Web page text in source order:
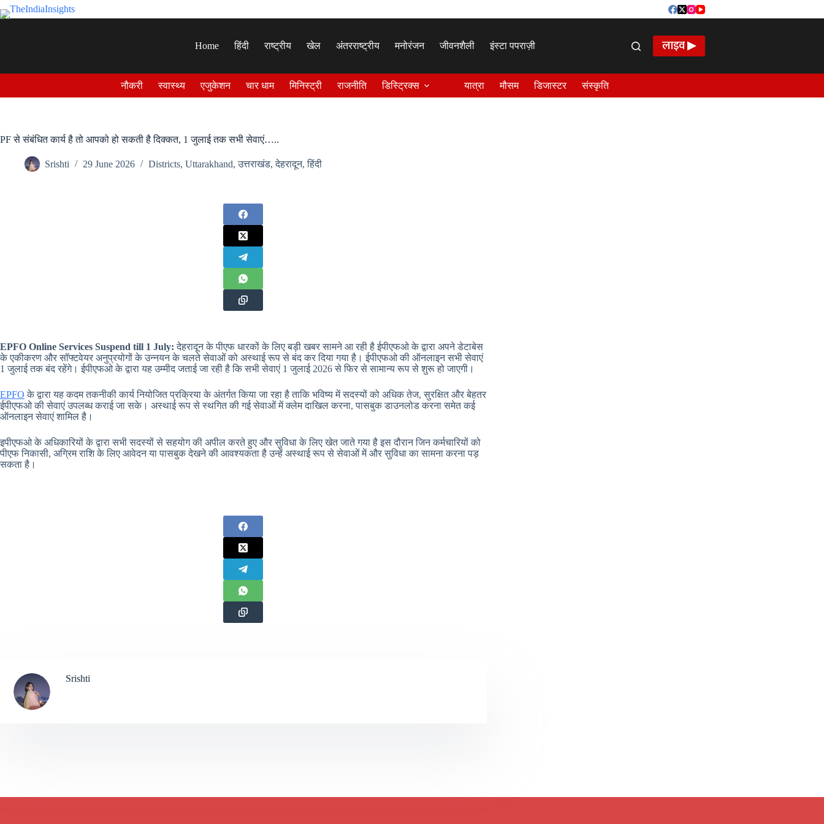
Skip
to
Home
हिंदी राष्ट्रीय खेल अंतरराष्ट्रीय मनोरंजन जीवनशैली इंस्टा पपराज़ी लाइव ▶
नौकरी स्वास्थ्य एजुकेशन चार धाम मिनिस्ट्री राजनीति डिस्ट्रिक्स यात्रा मौसम डिजास्टर संस्कृति
PF से संबंधित कार्य है तो आपको हो सकती है दिक्कत, 1 जुलाई तक सभी सेवाएं…..
Srishti 29 June 2026 Districts, Uttarakhand,उत्तराखंड,देहरादून,हिंदी
EPFO Online Services Suspend till 1 July: देहरादून के पीएफ धारकों के लिए बड़ी खबर सामने आ रही है ईपीएफओ के द्वारा अपने डेटाबेस
के एकीकरण और सॉफ्टवेयर अनुप्रयोगों के उन्नयन के चलते सेवाओं को अस्थाई रूप से बंद कर दिया गया है। ईपीएफओ की ऑनलाइन सभी सेवाएं
1 जुलाई तक बंद रहेंगे। ईपीएफओ के द्वारा यह उम्मीद जताई जा रही है कि सभी सेवाएं 1 जुलाई 2026 से फिर से सामान्य रूप से शुरू हो जाएगी।
EPFO के द्वारा यह कदम तकनीकी कार्य नियोजित प्रक्रिया के अंतर्गत किया जा रहा है ताकि भविष्य में सदस्यों को अधिक तेज, सुरक्षित और बेहतर
ईपीएफओ की सेवाएं उपलब्ध कराई जा सके। अस्थाई रूप से स्थगित की गई सेवाओं में क्लेम दाखिल करना, पासबुक डाउनलोड करना समेत कई
ऑनलाइन सेवाएं शामिल है।
इपीएफओ के अधिकारियों के द्वारा सभी सदस्यों से सहयोग की अपील करते हुए और सुविधा के लिए खेत जाते गया है इस दौरान जिन कर्मचारियों को
पीएफ निकासी, अग्रिम राशि के लिए आवेदन या पासबुक देखने की आवश्यकता है उन्हें अस्थाई रूप से सेवाओं में और सुविधा का सामना करना पड़
सकता है।
Srishti